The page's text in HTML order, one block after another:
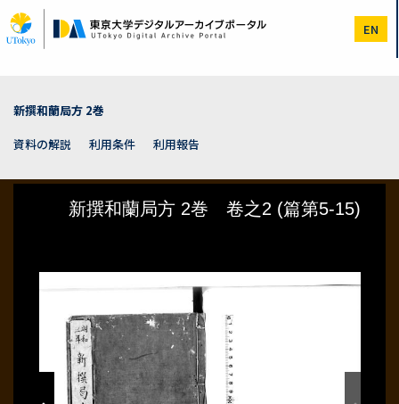
イ
ン
EN
新撰和蘭局方 2巻
資料の解説
利用条件 利用報告